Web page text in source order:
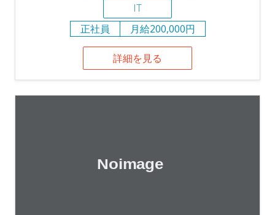
IT
正社員
月給200,000円
詳細を見る